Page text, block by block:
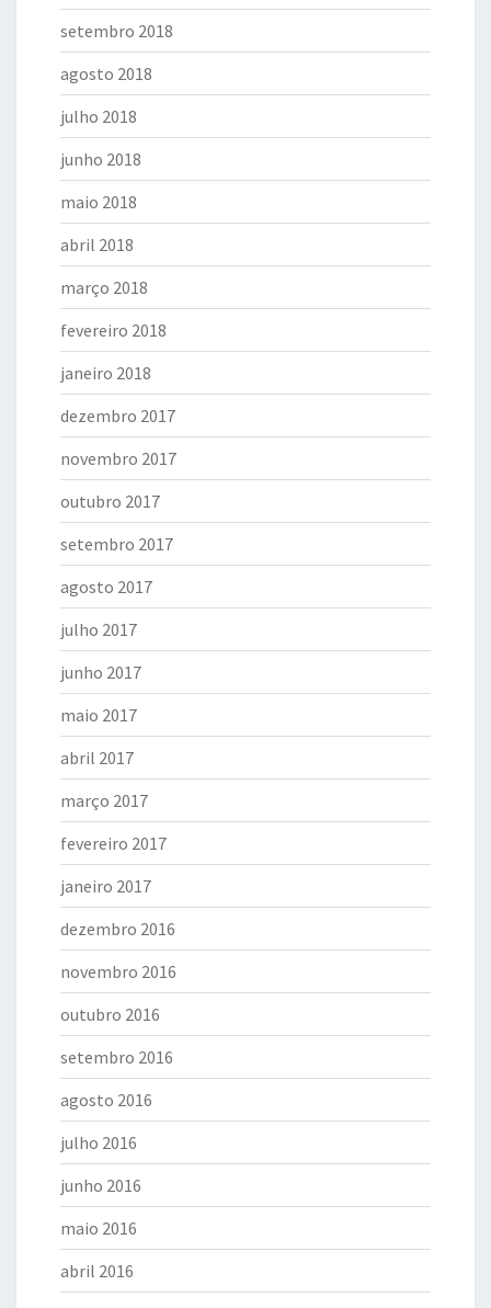
setembro 2018
agosto 2018
julho 2018
junho 2018
maio 2018
abril 2018
março 2018
fevereiro 2018
janeiro 2018
dezembro 2017
novembro 2017
outubro 2017
setembro 2017
agosto 2017
julho 2017
junho 2017
maio 2017
abril 2017
março 2017
fevereiro 2017
janeiro 2017
dezembro 2016
novembro 2016
outubro 2016
setembro 2016
agosto 2016
julho 2016
junho 2016
maio 2016
abril 2016